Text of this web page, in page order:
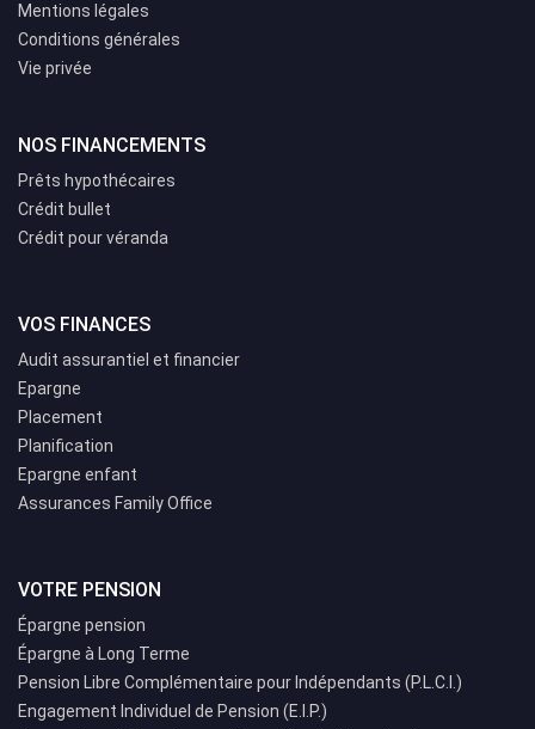
Mentions légales
Conditions générales
Vie privée
NOS FINANCEMENTS
Prêts hypothécaires
Crédit bullet
Crédit pour véranda
VOS FINANCES
Audit assurantiel et financier
Epargne
Placement
Planification
Epargne enfant
Assurances Family Office
VOTRE PENSION
Épargne pension
Épargne à Long Terme
Pension Libre Complémentaire pour Indépendants (P.L.C.I.)
Engagement Individuel de Pension (E.I.P.)